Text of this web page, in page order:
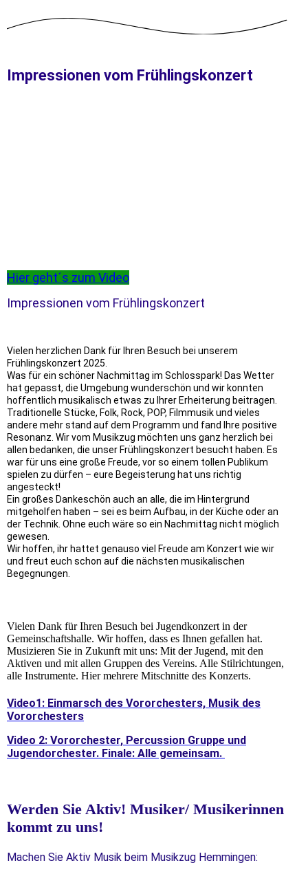
Impressionen vom Frühlingskonzert
Hier geht´s zum Video
Impressionen vom Frühlingskonzert
Vielen herzlichen Dank für Ihren Besuch bei unserem
Frühlingskonzert 2025.
Was für ein schöner Nachmittag im Schlosspark! Das Wetter
hat gepasst, die Umgebung wunderschön und wir konnten
hoffentlich musikalisch etwas zu Ihrer Erheiterung beitragen.
Traditionelle Stücke, Folk, Rock, POP, Filmmusik und vieles
andere mehr stand auf dem Programm und fand Ihre positive
Resonanz. Wir vom Musikzug möchten uns ganz herzlich bei
allen bedanken, die unser Frühlingskonzert besucht haben. Es
war für uns eine große Freude, vor so einem tollen Publikum
spielen zu dürfen – eure Begeisterung hat uns richtig
angesteckt!
Ein großes Dankeschön auch an alle, die im Hintergrund
mitgeholfen haben – sei es beim Aufbau, in der Küche oder an
der Technik. Ohne euch wäre so ein Nachmittag nicht möglich
gewesen.
Wir hoffen, ihr hattet genauso viel Freude am Konzert wie wir
und freut euch schon auf die nächsten musikalischen
Begegnungen.
Vielen Dank für Ihren Besuch bei Jugendkonzert in der
Gemeinschaftshalle. Wir hoffen, dass es Ihnen gefallen hat.
Musizieren Sie in Zukunft mit uns: Mit der Jugend, mit den
Aktiven und mit allen Gruppen des Vereins. Alle Stilrichtungen,
alle Instrumente. Hier mehrere Mitschnitte des Konzerts.
Video1: Einmarsch des Vororchesters, Musik des
Vororchesters
Video 2: Vororchester, Percussion Gruppe und
Jugendorchester. Finale: Alle gemeinsam.
Werden Sie Aktiv! Musiker/ Musikerinnen
kommt zu uns!
Machen Sie Aktiv Musik beim Musikzug Hemmingen: